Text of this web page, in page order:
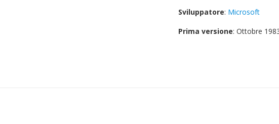
Sviluppatore: Microsoft
Prima versione: Ottobre